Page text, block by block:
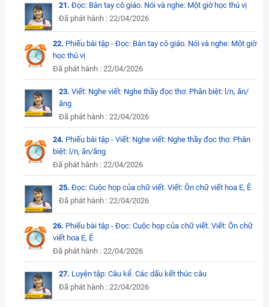
21. Đọc: Bàn tay cô giáo. Nói và nghe: Một giờ học thú vị
Đã phát hành : 22/04/2026
22. Phiếu bài tập - Đọc: Bàn tay cô giáo. Nói và nghe: Một giờ
học thú vị
Đã phát hành : 22/04/2026
23. Viết: Nghe viết: Nghe thầy đọc thơ. Phân biệt: l/n, ăn/
ăng
Đã phát hành : 22/04/2026
24. Phiếu bài tập - Viết: Nghe viết: Nghe thầy đọc thơ. Phân
biệt: l/n, ăn/ăng
Đã phát hành : 22/04/2026
25. Đọc: Cuộc họp của chữ viết. Viết: Ôn chữ viết hoa E, Ê
Đã phát hành : 22/04/2026
26. Phiếu bài tập - Đọc: Cuộc họp của chữ viết. Viết: Ôn chữ
viết hoa E, Ê
Đã phát hành : 22/04/2026
27. Luyện tập: Câu kể. Các dấu kết thúc câu
Đã phát hành : 22/04/2026